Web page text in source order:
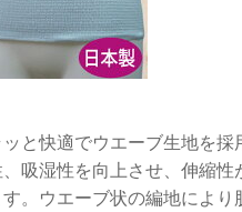
と快適でウエーブ生地を
吸湿性を向上させ、伸縮
。ウエーブ状の編地によ